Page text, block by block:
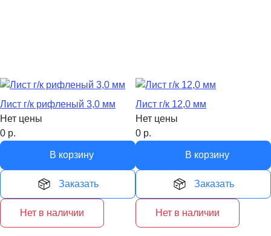
Лист г/к рифленый 3,0 мм
Нет цены
0 р.
В корзину
Заказать
Нет в наличии
Лист г/к 12,0 мм
Нет цены
0 р.
В корзину
Заказать
Нет в наличии